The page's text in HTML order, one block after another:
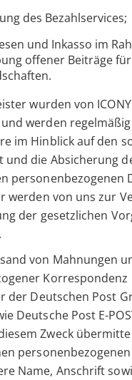
des Bezahlservices;
und Inkasso im
offener Beiträge
wurden von
werden
im Hinblick auf den
und die Absicherung
personenbezogenen
werden von uns zur
der gesetzlichen
von Mahnungen
der Deutschen Post
Deutsche Post E-
Zweck
Name, Anschrift